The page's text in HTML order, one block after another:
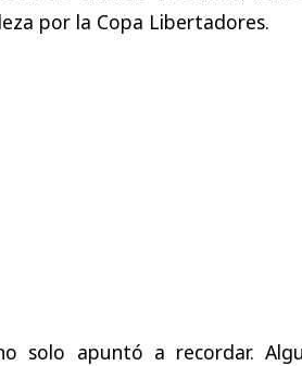
por la Copa Libertadores.
solo apuntó a recordar.